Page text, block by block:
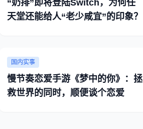
“奶排”即将登陆Switch，为何任
天堂还能给人“老少咸宜”的印象？
国内实事
慢节奏恋爱手游《梦中的你》：拯
救世界的同时，顺便谈个恋爱